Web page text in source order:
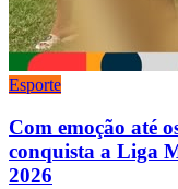
Esporte
Com emoção até
conquista a Liga
2026